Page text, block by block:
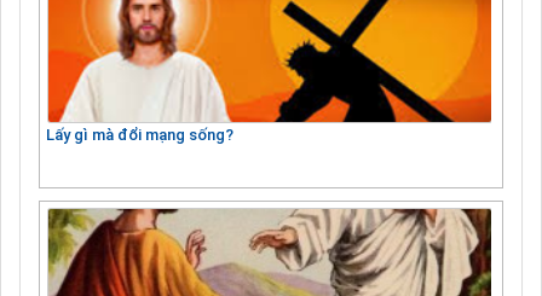
Lấy gì mà đổi mạng sống?